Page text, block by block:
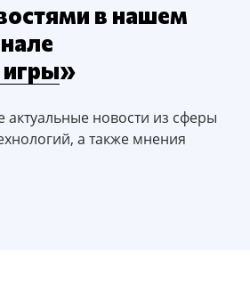
в нашем
»
актуальные новости из сферы
а также мнения